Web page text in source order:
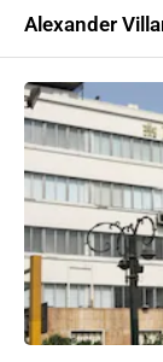
Alexander